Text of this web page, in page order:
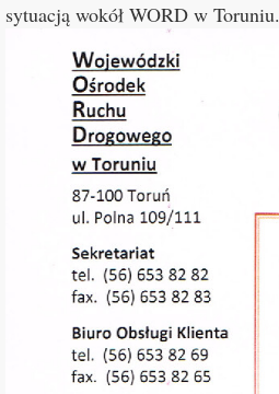
sytuacją wokół WORD w Toruniu.